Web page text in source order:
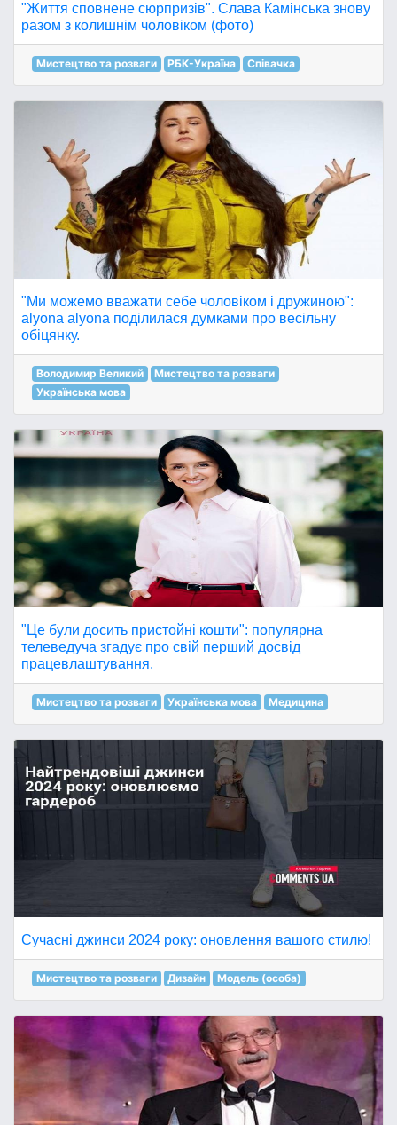
"Життя сповнене сюрпризів". Слава Камінська знову
разом з колишнім чоловіком (фото)
Мистецтво та розваги РБК-Україна Співачка
"Ми можемо вважати себе чоловіком і дружиною":
alyona alyona поділилася думками про весільну
обіцянку.
Володимир Великий
Мистецтво та розваги
Українська мова
"Це були досить пристойні кошти": популярна
телеведуча згадує про свій перший досвід
працевлаштування.
Мистецтво та розваги Українська мова Медицина
Сучасні джинси 2024 року: оновлення вашого стилю!
Мистецтво та розваги Дизайн Модель (особа)